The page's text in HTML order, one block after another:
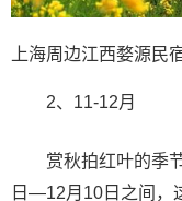
上海周边江西婺源民
2、11-12月
赏秋拍红叶的季节
日—12月10日之间，